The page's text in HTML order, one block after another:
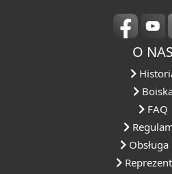
O NAS
FAQ